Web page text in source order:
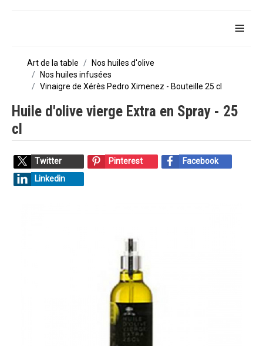
≡
Art de la table
Nos huiles d'olive
Nos huiles infusées
Vinaigre de Xérès Pedro Ximenez - Bouteille 25 cl
Huile d'olive vierge Extra en Spray - 25
cl
Twitter Pinterest
Facebook
Linkedin